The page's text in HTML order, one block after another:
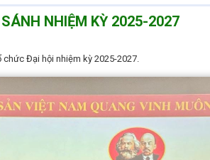
NHIỆM KỲ 2025-2027
Đại hội nhiệm kỳ 2025-2027.